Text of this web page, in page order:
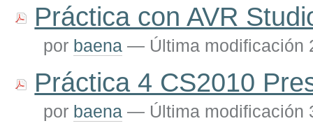
Práctica con AVR
por baena — Última modificación
Práctica 4 CS2010
por baena — Última modificación